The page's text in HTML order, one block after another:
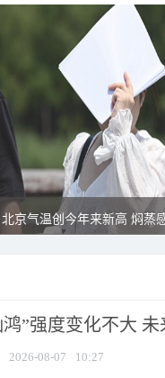
北京气温创今年来新高 焖蒸
鸿”强度变化不大
2026-08-07 10:27